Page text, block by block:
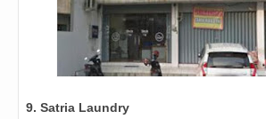
9. Satria Laundry